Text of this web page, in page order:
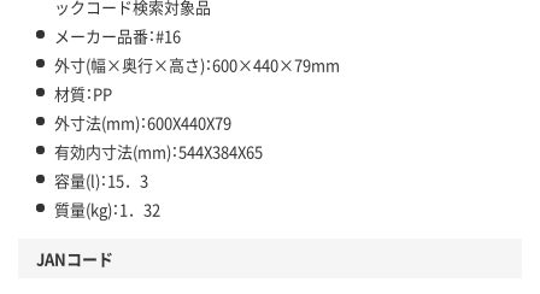
ックコード検索対象品
メーカー品番：#16
外寸(幅×奥行×高さ)：600×440×79mm
材質：PP
外寸法(mm)：600X440X79
有効内寸法(mm)：544X384X65
容量(l)：15．3
質量(kg)：1．32
JANコード